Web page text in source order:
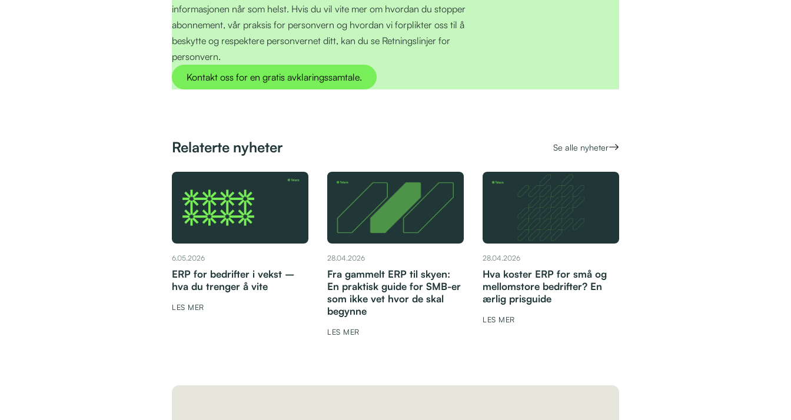
informasjonen når som helst. Hvis du vil vite mer om hvordan du stopper
abonnement, vår praksis for personvern og hvordan vi forplikter oss til å
beskytte og respektere personvernet ditt, kan du se Retningslinjer for
personvern.
Relaterte nyheter Se alle nyheter
6.05.2026
ERP for bedrifter i vekst –
hva du trenger å vite
LES MER
28.04.2026
Fra gammelt ERP til skyen:
En praktisk guide for SMB-er
som ikke vet hvor de skal
begynne
LES MER
28.04.2026
Hva koster ERP for små og
mellomstore bedrifter? En
ærlig prisguide
LES MER